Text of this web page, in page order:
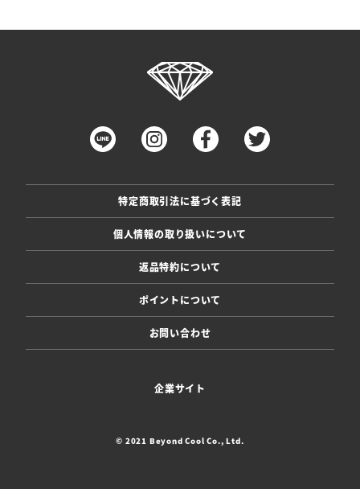
特定商取引法に基づく表記
個人情報の取り扱いについて
返品特約について
ポイントについて
お問い合わせ
企業サイト
© 2021 Beyond Cool Co., Ltd.